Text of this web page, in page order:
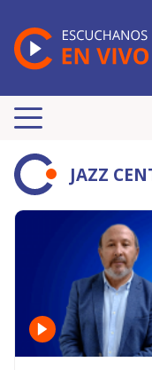
JAZZ